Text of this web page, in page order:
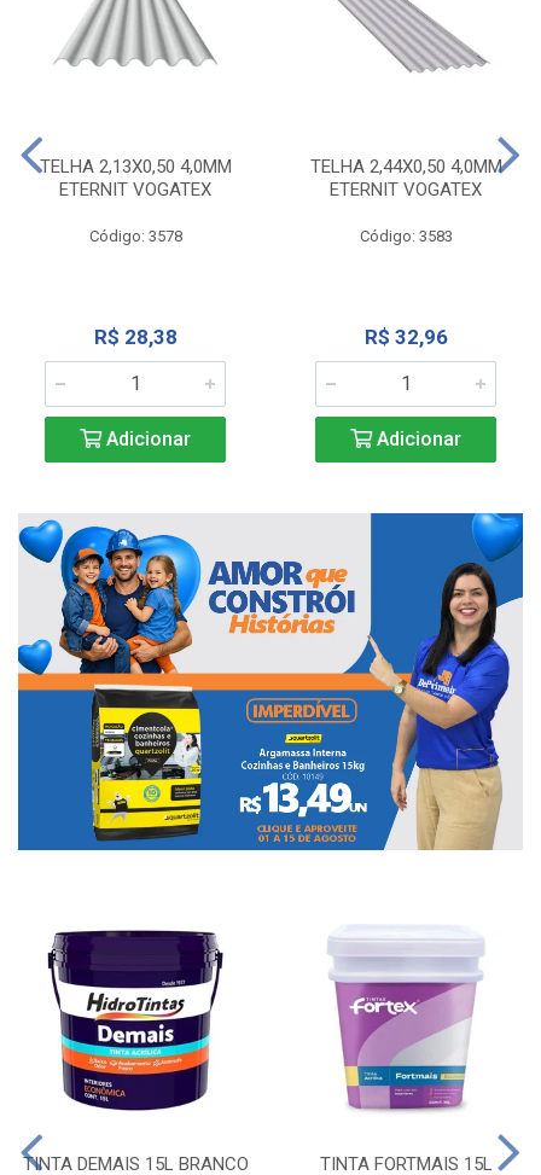
TELHA 2,13X0,50 4,0MM
ETERNIT VOGATEX
Código: 3578
R$ 28,38
Adicionar
TELHA 2,44X0,50 4,0MM
ETERNIT VOGATEX
Código: 3583
R$ 32,96
Adicionar
TINTA DEMAIS 15L BRANCO TINTA FORTMAIS 15L